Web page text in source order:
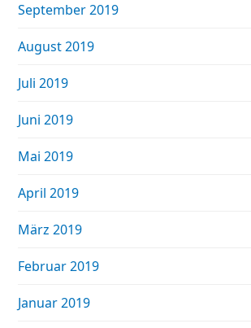
September 2019
August 2019
Juli 2019
Juni 2019
Mai 2019
April 2019
März 2019
Februar 2019
Januar 2019